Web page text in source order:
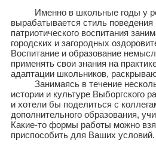
Именно в школьные годы у
вырабатывается стиль
патриотического воспитания
городских и загородных
Воспитание и образование
применять свои знания на
адаптации школьников,
Занимаясь в течение
истории и культуре Выборгского
и хотели бы поделиться с
дополнительного образования,
Какие-то формы работы можно
приспособить для Ваших